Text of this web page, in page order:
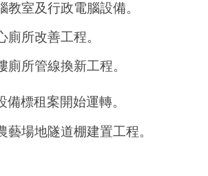
教室及行政電腦設備。
廁所改善工程。
廁所管線換新工程。
備標租案開始運轉。
藝場地隧道棚建置工程。